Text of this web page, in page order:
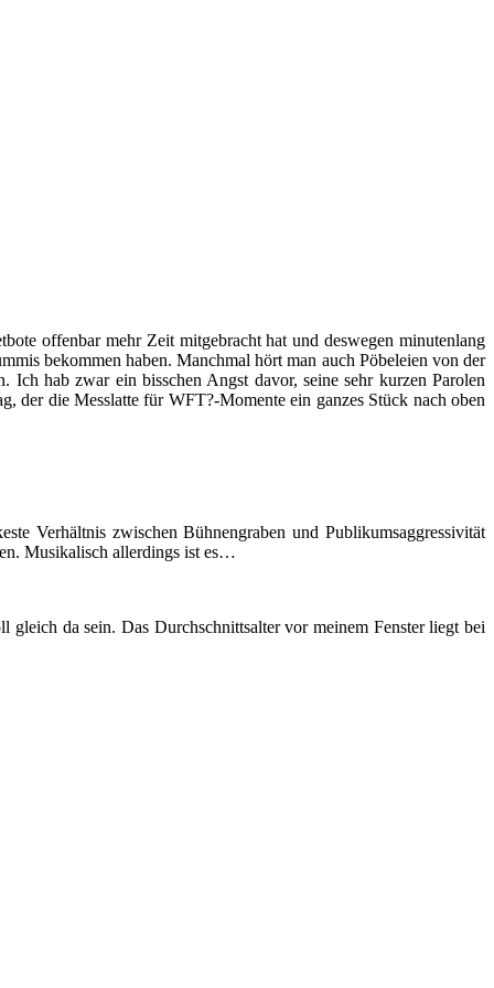
offenbar mehr Zeit mitgebracht hat und deswegen minutenlang
bekommen haben. Manchmal hört man auch Pöbeleien von der
hab zwar ein bisschen Angst davor, seine sehr kurzen Parolen
der die Messlatte für WFT?-Momente ein ganzes Stück nach oben
Verhältnis zwischen Bühnengraben und Publikumsaggressivität
Musikalisch allerdings ist es…
da sein. Das Durchschnittsalter vor meinem Fenster liegt bei